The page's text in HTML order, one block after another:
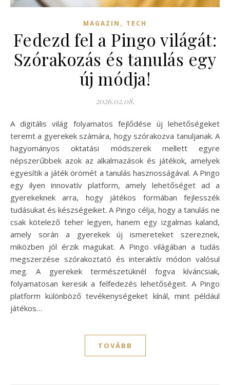
MAGAZIN , TECH
Fedezd fel a Pingo világát:
Szórakozás és tanulás egy
új módja!
2026.02.08.
A digitális világ folyamatos fejlődése új lehetőségeket
teremt a gyerekek számára, hogy szórakozva tanuljanak. A
hagyományos oktatási módszerek mellett egyre
népszerűbbek azok az alkalmazások és játékok, amelyek
egyesítik a játék örömét a tanulás hasznosságával. A Pingo
egy ilyen innovatív platform, amely lehetőséget ad a
gyerekeknek arra, hogy játékos formában fejlesszék
tudásukat és készségeiket. A Pingo célja, hogy a tanulás ne
csak kötelező teher legyen, hanem egy izgalmas kaland,
amely során a gyerekek új ismereteket szereznek,
miközben jól érzik magukat. A Pingo világában a tudás
megszerzése szórakoztató és interaktív módon valósul
meg. A gyerekek természetüknél fogva kíváncsiak,
folyamatosan keresik a felfedezés lehetőségeit. A Pingo
platform különböző tevékenységeket kínál, mint például
játékos…
TOVÁBB